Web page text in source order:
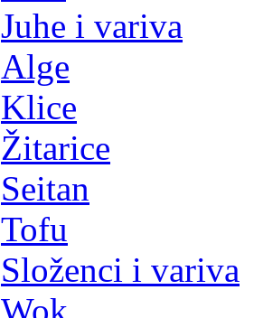
Juhe i variva
Alge
Klice
Žitarice
Seitan
Tofu
Složenci i variva
Wok